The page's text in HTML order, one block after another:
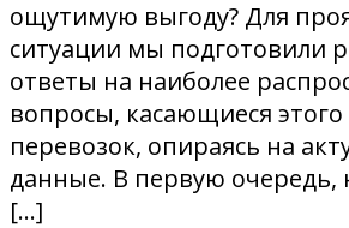
ощутимую выгоду? Для
ситуации мы подготовили
ответы на наиболее
вопросы, касающиеся
перевозок, опираясь на
данные. В первую очередь,
[…]